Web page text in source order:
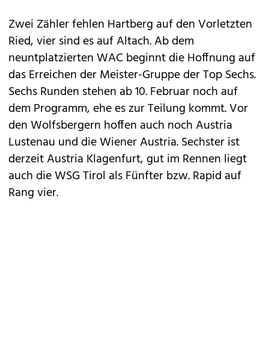
Zwei Zähler fehlen Hartberg auf den Vorletzten
Ried, vier sind es auf Altach. Ab dem
neuntplatzierten WAC beginnt die Hoffnung auf
das Erreichen der Meister-Gruppe der Top Sechs.
Sechs Runden stehen ab 10. Februar noch auf
dem Programm, ehe es zur Teilung kommt. Vor
den Wolfsbergern hoffen auch noch Austria
Lustenau und die Wiener Austria. Sechster ist
derzeit Austria Klagenfurt, gut im Rennen liegt
auch die WSG Tirol als Fünfter bzw. Rapid auf
Rang vier.